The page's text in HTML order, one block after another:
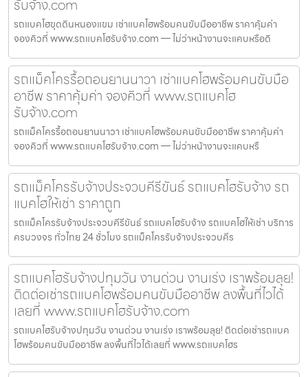
รับจ้าง.com
รถแบคโฮขุดดินหนองแขม เช่าแบคโฮพร้อมคนขับมืออาชีพ ราคาคุ้มค่า
จองคิวที่ www.รถแบคโฮรับจ้าง.com — ไม่ว่าหน้างานจะแคบหรือดิ
รถแม็คโครรื้อถอนยานนาวา เช่าแบคโฮพร้อมคนขับมือ
อาชีพ ราคาคุ้มค่า จองคิวที่ www.รถแบคโฮ
รับจ้าง.com
รถแม็คโครรื้อถอนยานนาวา เช่าแบคโฮพร้อมคนขับมืออาชีพ ราคาคุ้มค่า
จองคิวที่ www.รถแบคโฮรับจ้าง.com — ไม่ว่าหน้างานจะแคบหรื
รถแม็คโครรับจ้างประจวบคีรีขันธ์ รถแบคโฮรับจ้าง รถ
แบคโฮให้เช่า ราคาถูก
รถแม็คโครรับจ้างประจวบคีรีขันธ์ รถแบคโฮรับจ้าง รถแบคโฮให้เช่า บริการ
ครบวงจร ทั่วไทย 24 ชั่วโมง รถแม็คโครรับจ้างประจวบคีร
รถแบคโฮรับจ้างปทุมวัน งานด่วน งานเร่ง เราพร้อมลุย!
ติดต่อเช่ารถแบคโฮพร้อมคนขับมืออาชีพ ลงพื้นที่ไวได้
เลยที่ www.รถแบคโฮรับจ้าง.com
รถแบคโฮรับจ้างปทุมวัน งานด่วน งานเร่ง เราพร้อมลุย! ติดต่อเช่ารถแบค
โฮพร้อมคนขับมืออาชีพ ลงพื้นที่ไวได้เลยที่ www.รถแบคโฮร